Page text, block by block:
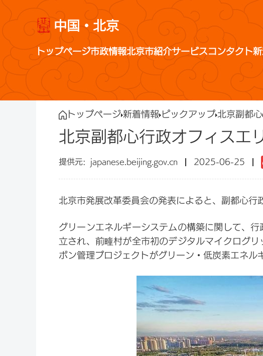
中国・北京
トップページ市政情報北京市紹介サービスコンタクト
トップページ新着情報 ピックアップ北京副都心
北京副都心行政オフィスエ
japanese.beijing.gov.cn 2025-06-25
北京市発展改革委員会の発表によると、副都心
グリーンエネルギーシステムの構築に関して、
立され、前疃村が全市初のデジタルマイクログ
ボン管理プロジェクトがグリーン・低炭素エネル